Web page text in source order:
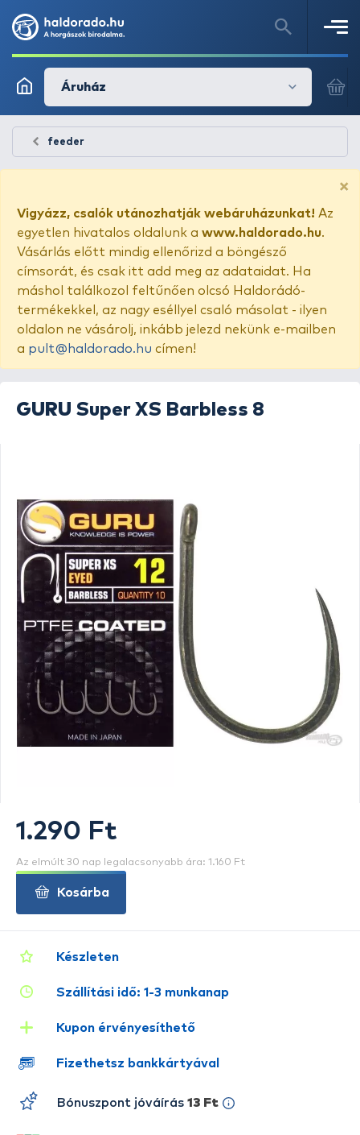
Áruház
feeder
×
Vigyázz, csalók utánozhatják webáruházunkat! Az
egyetlen hivatalos oldalunk a www.haldorado.hu.
Vásárlás előtt mindig ellenőrizd a böngésző
címsorát, és csak itt add meg az adataidat. Ha
máshol találkozol feltűnően olcsó Haldorádó-
termékekkel, az nagy eséllyel csaló másolat - ilyen
oldalon ne vásárolj, inkább jelezd nekünk e-mailben
a pult@haldorado.hu címen!
GURU Super XS Barbless 8
Készleten
Szállítási idő: 1-3 munkanap
Kupon érvényesíthető
Fizethetsz bankkártyával
Bónuszpont jóváírás 13 Ft
1.290 Ft
Az elmúlt 30 nap legalacsonyabb ára: 1.160 Ft
Kosárba